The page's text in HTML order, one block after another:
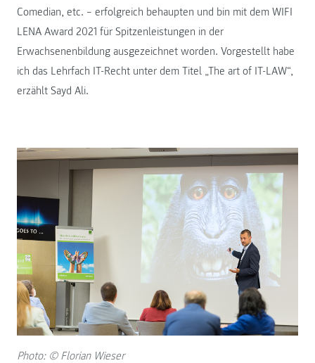
Comedian, etc. – erfolgreich behaupten und bin mit dem WIFI
LENA Award 2021 für Spitzenleistungen in der
Erwachsenenbildung ausgezeichnet worden. Vorgestellt habe
ich das Lehrfach IT-Recht unter dem Titel „The art of IT-LAW“,
erzählt Sayd Ali.
Photo: © Florian Wieser